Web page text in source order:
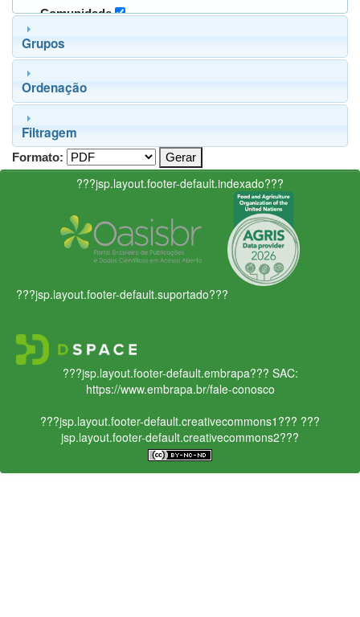
Comunidade
Grupos
Ordenação
Filtragem
Formato:
???jsp.layout.footer-default.indexado???
???jsp.layout.footer-default.suportado???
???jsp.layout.footer-default.embrapa??? SAC:
https://www.embrapa.br/fale-conosco
???jsp.layout.footer-default.creativecommons1??? ???
jsp.layout.footer-default.creativecommons2???